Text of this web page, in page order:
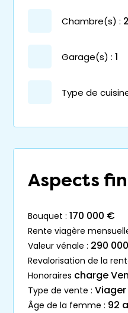
chambre(s) : 2
garage(s) : 1
Type de
Aspects
bouquet : 170 000 €
rente viagère
valeur vénale : 290
revalorisation de la
honoraires charge
type de vente :
âge de la femme : 92